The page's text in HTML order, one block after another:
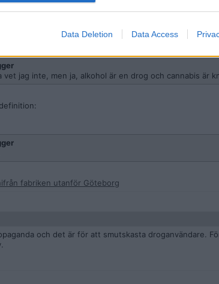
Data Deletion Data Access
jag inte, men ja, alkohol är en drog och cannabis är
fabriken utanför Göteborg
och det är för att smutskasta droganvändare.